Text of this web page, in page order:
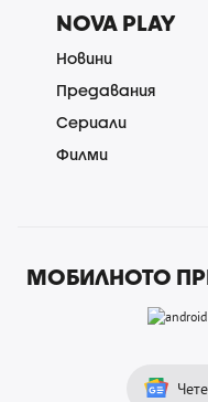
NOVA PLAY
Новини
Предавания
Сериали
Филми
МОБИЛНОТО